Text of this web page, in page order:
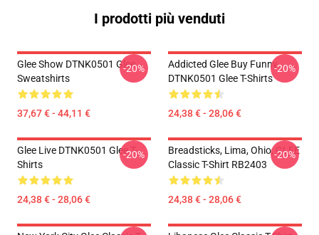
I prodotti più venduti
Glee Show DTNK0501 Glee
Sweatshirts
37,67 € - 44,11 €
-20%
Addicted Glee Buy Funny
DTNK0501 Glee T-Shirts
24,38 € - 28,06 €
-20%
Glee Live DTNK0501 Glee T-
Shirts
24,38 € - 28,06 €
-20%
Breadsticks, Lima, Ohio, GLEE
Classic T-Shirt RB2403
24,38 € - 28,06 €
-20%